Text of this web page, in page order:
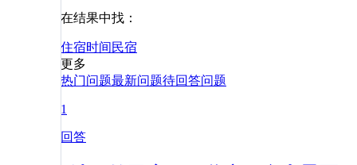
在结果中找：
住宿时间 民宿
更多
热门问题最新问题待回答问题
1
回答